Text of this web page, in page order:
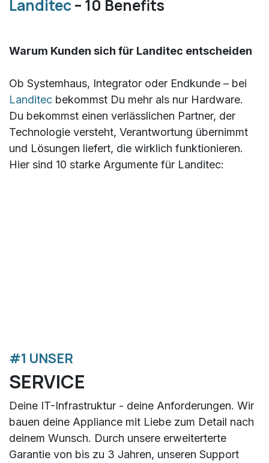
Landitec – 10 Benefits
Warum Kunden sich für Landitec entscheiden
Ob Systemhaus, Integrator oder Endkunde – bei
Landitec bekommst Du mehr als nur Hardware.
Du bekommst einen verlässlichen Partner, der
Technologie versteht, Verantwortung übernimmt
und Lösungen liefert, die wirklich funktionieren.
Hier sind 10 starke Argumente für Landitec:
#1 UNSER
SERVICE
Deine IT-Infrastruktur - deine Anforderungen. Wir
bauen deine Appliance mit Liebe zum Detail nach
deinem Wunsch. Durch unsere erweiterterte
Garantie von bis zu 3 Jahren, unseren Support